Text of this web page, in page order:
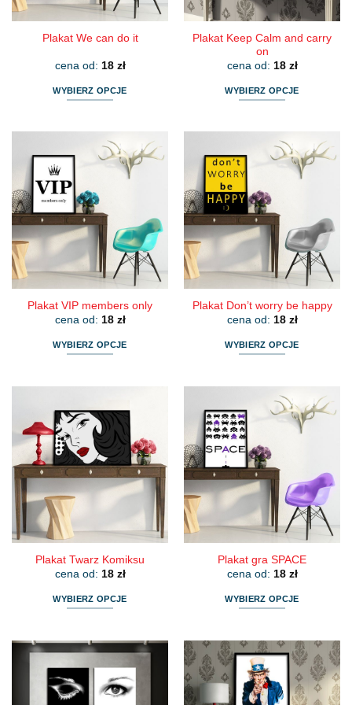
produktu produktu
Plakat We can do it
cena od: 18 zł
WYBIERZ OPCJE
wiele
wariantów.
Opcje
można
wybrać
na
stronie
produktu
Plakat Keep Calm and carry
on
cena od: 18 zł
WYBIERZ OPCJE
wiele
wariantów.
Opcje
można
wybrać
na
stronie
produktu
Plakat VIP members only
cena od: 18 zł
WYBIERZ OPCJE
wiele
wariantów.
Opcje
można
wybrać
produktu
Plakat Don’t worry be happy
cena od: 18 zł
WYBIERZ OPCJE
wiele
wariantów.
Opcje
można
wybrać
na
stronie
produktu
Plakat Twarz Komiksu
cena od: 18 zł
WYBIERZ OPCJE
ma
wiele
wariantów.
Opcje
Plakat gra SPACE
cena od: 18 zł
WYBIERZ OPCJE
ma
wiele
wariantów.
Opcje